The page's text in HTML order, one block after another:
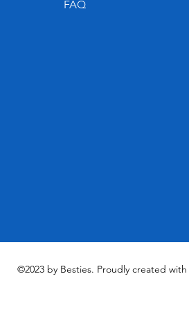
FAQ
©2023 by Besties. Proudly created with